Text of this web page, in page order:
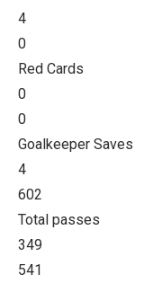
4
0
Red Cards
0
0
Goalkeeper Saves
4
602
Total passes
349
541